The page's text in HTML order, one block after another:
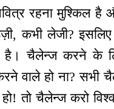
रहना मुश्किल
कभी लेजी? इसलिए
चैलेन्ज करने के
वाले हो ना? सभी
तो चैलेन्ज करो